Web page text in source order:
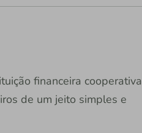
financeira cooperativa
de um jeito simples e